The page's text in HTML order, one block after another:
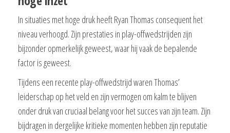
In situaties met hoge druk heeft Ryan Thomas consequent het
niveau verhoogd. Zijn prestaties in play-offwedstrijden zijn
bijzonder opmerkelijk geweest, waar hij vaak de bepalende
factor is geweest.
Tijdens een recente play-offwedstrijd waren Thomas’
leiderschap op het veld en zijn vermogen om kalm te blijven
onder druk van cruciaal belang voor het succes van zijn team. Zijn
bijdragen in dergelijke kritieke momenten hebben zijn reputatie